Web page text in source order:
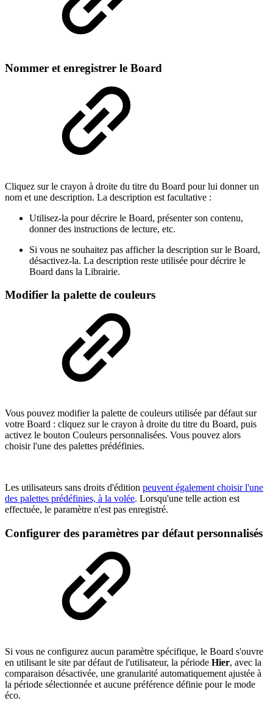
Nommer et enregistrer le Board
Cliquez sur le crayon à droite du titre du Board pour lui donner un
nom et une description. La description est facultative :
Utilisez-la pour décrire le Board, présenter son contenu,
donner des instructions de lecture, etc.
Si vous ne souhaitez pas afficher la description sur le Board,
désactivez-la. La description reste utilisée pour décrire le
Board dans la Librairie.
Modifier la palette de couleurs
Vous pouvez modifier la palette de couleurs utilisée par défaut sur
votre Board : cliquez sur le crayon à droite du titre du Board, puis
activez le bouton Couleurs personnalisées. Vous pouvez alors
choisir l'une des palettes prédéfinies.
Les utilisateurs sans droits d'édition peuvent également choisir l'une
des palettes prédéfinies, à la volée. Lorsqu'une telle action est
effectuée, le paramètre n'est pas enregistré.
Configurer des paramètres par défaut personnalisés
Si vous ne configurez aucun paramètre spécifique, le Board s'ouvre
en utilisant le site par défaut de l'utilisateur, la période Hier, avec la
comparaison désactivée, une granularité automatiquement ajustée à
la période sélectionnée et aucune préférence définie pour le mode
éco.